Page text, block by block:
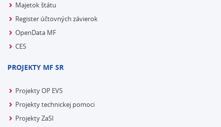
Majetok štátu
Register účtovných závierok
OpenData MF
CES
PROJEKTY MF SR
Projekty OP EVS
Projekty technickej pomoci
Projekty ZaSI